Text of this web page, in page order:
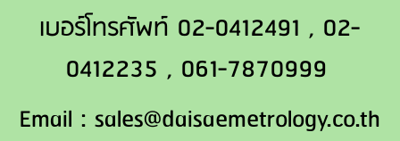
เบอร์โทรศัพท์ 02-0412491 , 02-
0412235 , 061-7870999
Email : sales@daisaemetrology.co.th